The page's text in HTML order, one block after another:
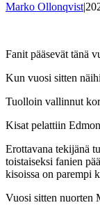
Marko Ollonqvist|
Fanit pääsevät tänä
Kun vuosi sitten
Tuolloin vallinnut
Kisat pelattiin
Erottavana tekijänä
toistaiseksi fanien
kisoissa on parempi
Vuosi sitten nuorten